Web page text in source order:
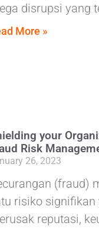
disrupsi yang
More »
your
Risk
26, 2023
(fraud)
risiko signifikan
reputasi,